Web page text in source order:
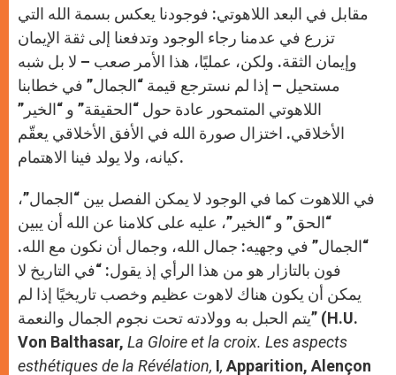
مقابل في البعد اللاهوتي: فوجودنا يعكس بسمة الله التي
تزرع في عدمنا رجاء الوجود وتدفعنا إلى ثقة الإيمان
وإيمان الثقة. ولكن، عمليًا، هذا الأمر صعب – لا بل شبه
مستحيل – إذا لم نسترجع قيمة “الجمال” في خطابنا
اللاهوتي المتمحور عادة حول “الحقيقة” و “الخير”
الأخلاقي. اختزال صورة الله في الأفق الأخلاقي يعقّم
كيانه، ولا يولد فينا الاهتمام.
في اللاهوت كما في الوجود لا يمكن الفصل بين “الجمال”،
“الحق” و “الخير”، عليه على كلامنا عن الله أن يبين
“الجمال” في وجهيه: جمال الله، وجمال أن نكون مع الله.
فون بالتازار هو من هذا الرأي إذ يقول: “في التاريخ لا
يمكن أن يكون هناك لاهوت عظيم وخصب تاريخيًا إذا لم
يتم الحبل به وولادته تحت نجوم الجمال والنعمة” (H.U.
Von Balthasar, La Gloire et la croix. Les aspects
esthétiques de la Révélation, I, Apparition, Alençon